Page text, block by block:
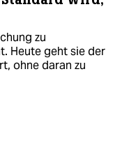
zu
Heute geht sie der
ohne daran zu